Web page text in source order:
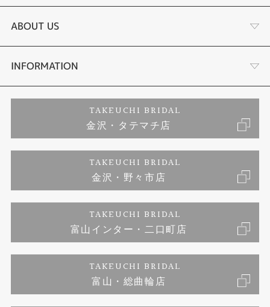
結婚指輪
セットリング
婚約ネックレス
ダイヤモンド
ジュエリーリフォーム
選ばれる理由まとめ
お客様の声
プロポーズサポート
ブランドリスト
福井指輪工房｜手作りペアリング
福井指輪工房｜手作り結婚指輪 and 婚約指輪
福井工房｜手作り婚約指輪プロポーズプラン
ABOUT US
会社概要
お客様の声
INFORMATION
プライバシーポリシー
TAKEUCHI BRIDAL
金沢・タテマチ店
TAKEUCHI BRIDAL
金沢・野々市店
TAKEUCHI BRIDAL
富山インター・二口町店
TAKEUCHI BRIDAL
富山・総曲輪店